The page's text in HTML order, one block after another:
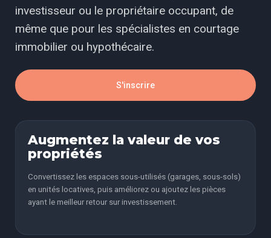
investisseur ou le propriétaire occupant, de
même que pour les spécialistes en courtage
immobilier ou hypothécaire.
S'inscrire
Augmentez la valeur de vos
propriétés
Convertissez les espaces sous-utilisés (garages, sous-sols)
en unités locatives, puis améliorez ou ajoutez les pièces
ayant le meilleur retour sur investissement.